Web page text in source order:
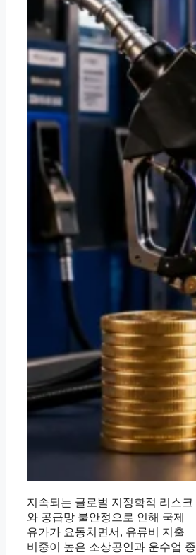
지속되는 글로벌 지정학적 리스크
와 공급망 불안정으로 인해 국제
유가가 요동치면서, 유류비 지출
비중이 높은 소상공인과 운수업 종